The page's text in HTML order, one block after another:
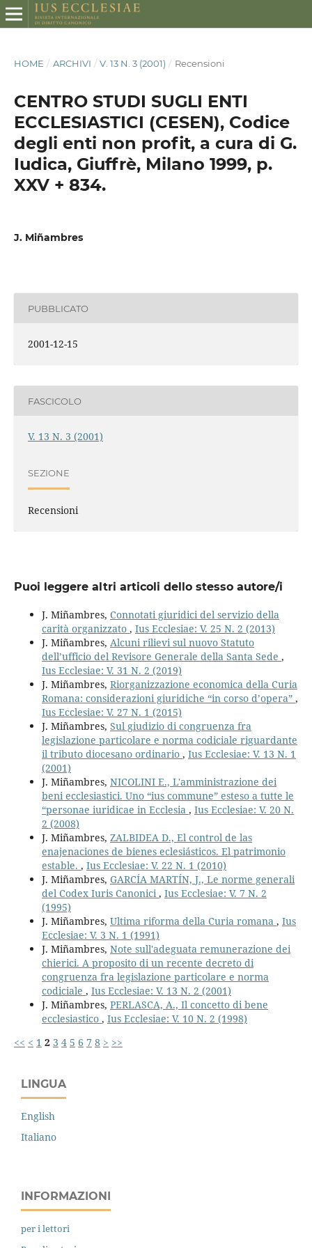
HOME / ARCHIVI / V. 13 N. 3 (2001) / Recensioni
CENTRO STUDI SUGLI ENTI
ECCLESIASTICI (CESEN), Codice
degli enti non profit, a cura di G.
Iudica, Giuffrè, Milano 1999, p.
XXV + 834.
J. Miñambres
PUBBLICATO
2001-12-15
FASCICOLO
V. 13 N. 3 (2001)
SEZIONE
Recensioni
Puoi leggere altri articoli dello stesso autore/i
J. Miñambres, Connotati giuridici del servizio della
carità organizzato , Ius Ecclesiae: V. 25 N. 2 (2013)
J. Miñambres, Alcuni rilievi sul nuovo Statuto
dell’ufficio del Revisore Generale della Santa Sede ,
Ius Ecclesiae: V. 31 N. 2 (2019)
J. Miñambres, Riorganizzazione economica della Curia
Romana: considerazioni giuridiche “in corso d’opera” ,
Ius Ecclesiae: V. 27 N. 1 (2015)
J. Miñambres, Sul giudizio di congruenza fra
legislazione particolare e norma codiciale riguardante
il tributo diocesano ordinario , Ius Ecclesiae: V. 13 N. 1
(2001)
J. Miñambres, NICOLINI E., L'amministrazione dei
beni ecclesiastici. Uno “ius commune” esteso a tutte le
“personae iuridicae in Ecclesia , Ius Ecclesiae: V. 20 N.
2 (2008)
J. Miñambres, ZALBIDEA D., El control de las
enajenaciones de bienes eclesiásticos. El patrimonio
estable. , Ius Ecclesiae: V. 22 N. 1 (2010)
J. Miñambres, GARCÍA MARTÍN, J., Le norme generali
del Codex Iuris Canonici, Ius Ecclesiae: V. 7 N. 2
(1995)
J. Miñambres, Ultima riforma della Curia romana , Ius
Ecclesiae: V. 3 N. 1 (1991)
J. Miñambres, Note sull'adeguata remunerazione dei
chierici. A proposito di un recente decreto di
congruenza fra legislazione particolare e norma
codiciale , Ius Ecclesiae: V. 13 N. 2 (2001)
J. Miñambres, PERLASCA, A., Il concetto di bene
ecclesiastico , Ius Ecclesiae: V. 10 N. 2 (1998)
<< < 1 2 3 4 5 6 7 8 > >>
LINGUA
English
Italiano
INFORMAZIONI
per i lettori